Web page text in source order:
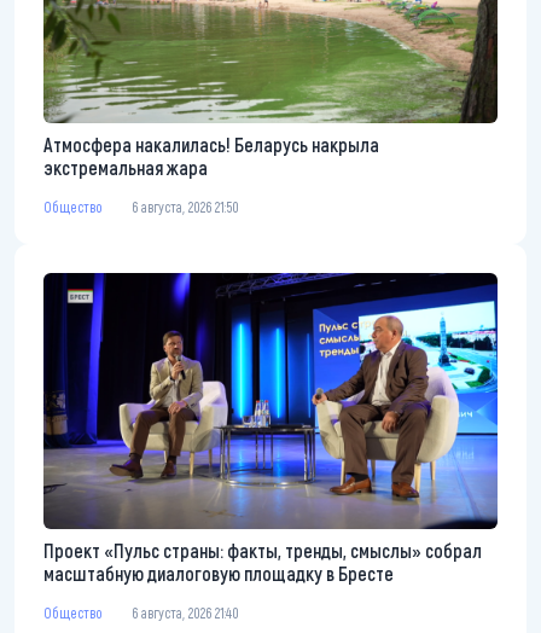
Атмосфера накалилась! Беларусь накрыла
экстремальная жара
Общество 6 августа, 2026 21:50
Проект «Пульс страны: факты, тренды, смыслы» собрал
масштабную диалоговую площадку в Бресте
Общество 6 августа, 2026 21:40